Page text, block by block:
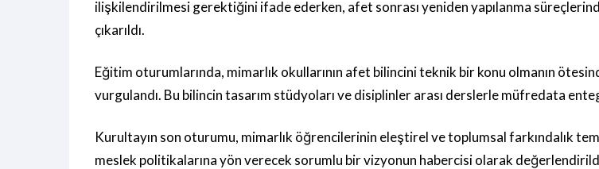
ilişkilendirilmesi gerektiğini ifade ederken, afet sonrası yeniden yapılanma
çıkarıldı.
Eğitim oturumlarında, mimarlık okullarının afet bilincini teknik bir konu olmanın
vurgulandı. Bu bilincin tasarım stüdyoları ve disiplinler arası derslerle müfredata
Kurultayın son oturumu, mimarlık öğrencilerinin eleştirel ve toplumsal farkındalık
meslek politikalarına yön verecek sorumlu bir vizyonun habercisi olarak